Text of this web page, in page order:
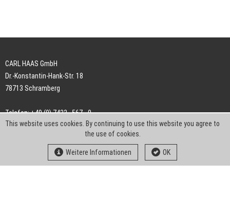
CARL HAAS GmbH
Dr.-Konstantin-Hank-Str. 18
78713 Schramberg
Telefon: +49 (0) 7422 . 567 - 0
Telefax: +49 (0) 7422 . 567 - 239
info-ch@kern-liebers.com
This website uses cookies. By continuing to use this website you agree to
the use of cookies.
Weitere Informationen OK